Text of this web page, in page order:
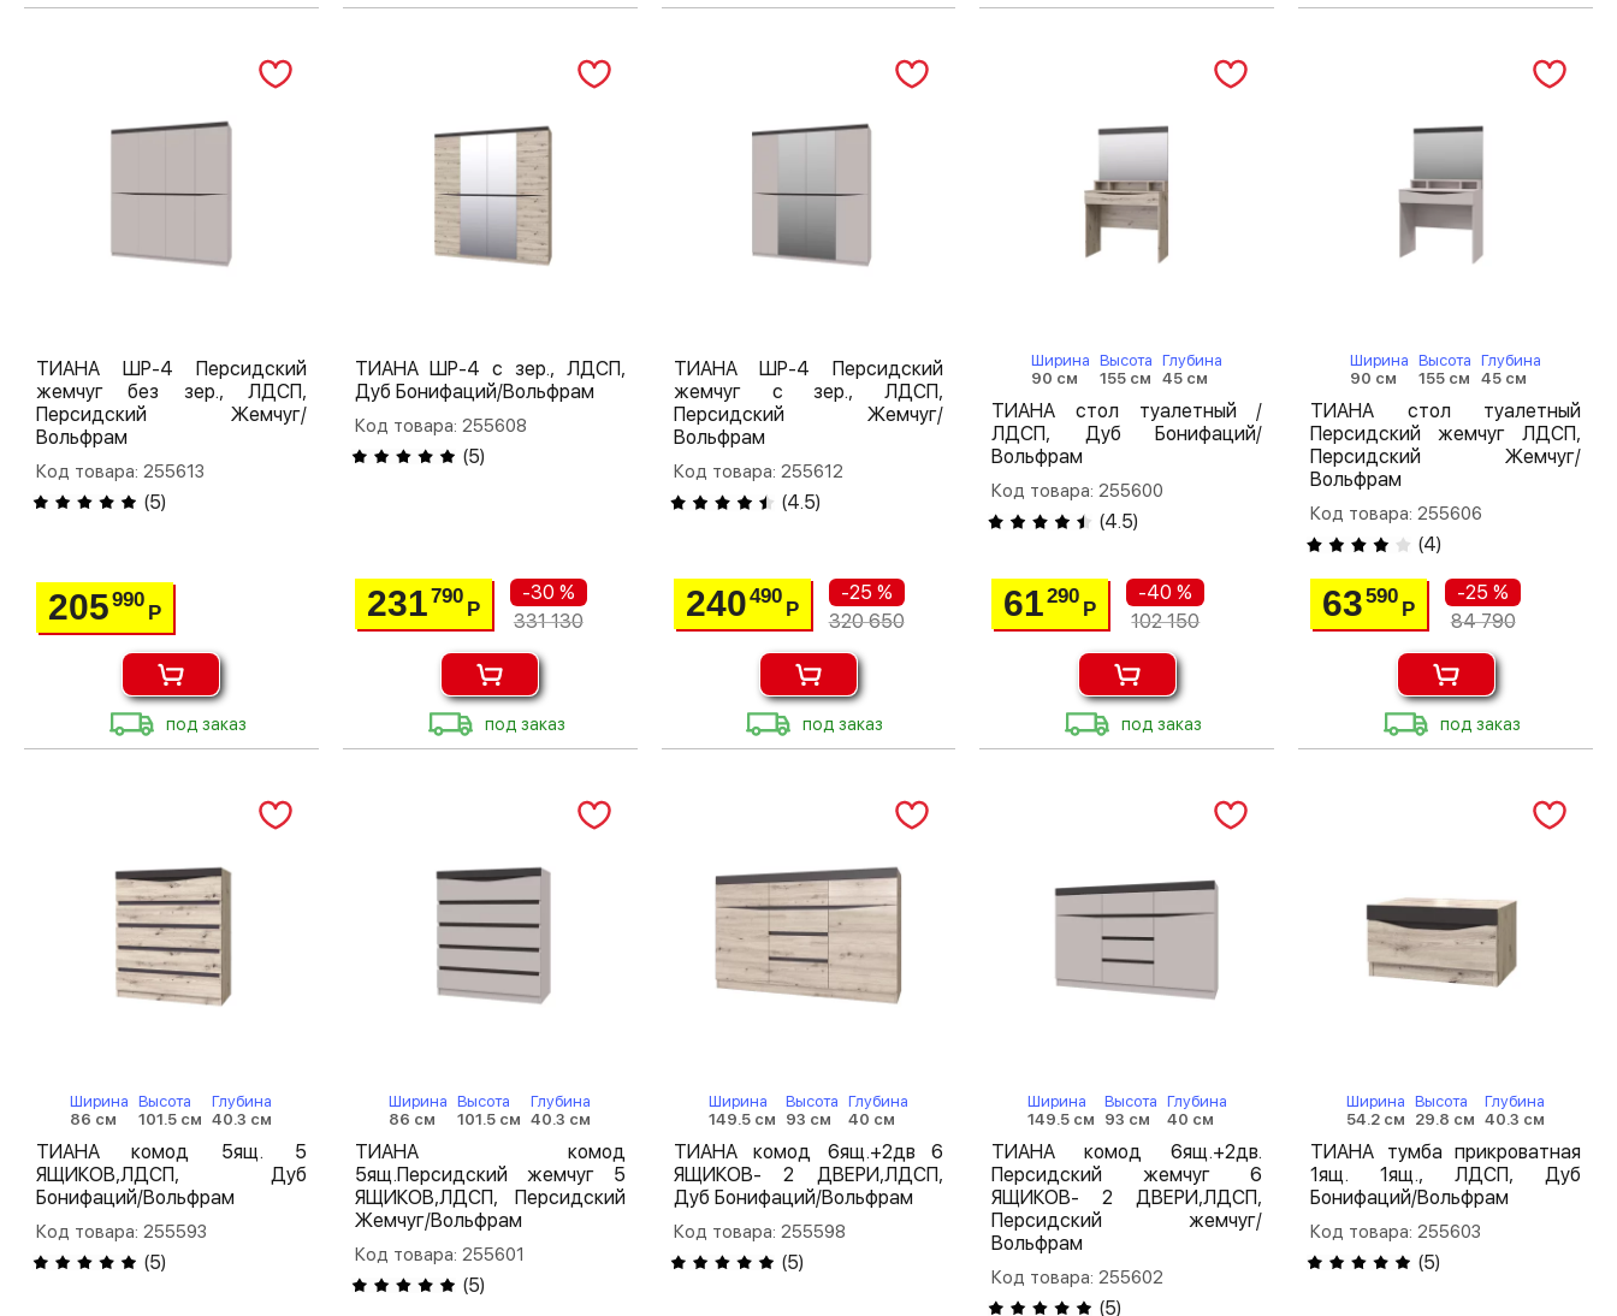
ТИАНА ШР-4 Персидский
жемчуг без зер., ЛДСП,
Персидский Жемчуг/
Вольфрам
Код товара: 255613
(5)
205990
Р
под заказ
ТИАНА ШР-4 с зер., ЛДСП,
Дуб Бонифаций/Вольфрам
Код товара: 255608
(5)
231790
Р
-30 %
331 130
под заказ
ТИАНА ШР-4 Персидский
жемчуг с зер., ЛДСП,
Персидский Жемчуг/
Вольфрам
Код товара: 255612
(4.5)
240490
Р
-25 %
320 650
под заказ
Ширина
90 см
Высота
155 см
Глубина
45 см
ТИАНА стол туалетный /
ЛДСП, Дуб Бонифаций/
Вольфрам
Код товара: 255600
(4.5)
61290
Р
-40 %
102 150
под заказ
Ширина
90 см
Высота
155 см
Глубина
45 см
ТИАНА стол туалетный
Персидский жемчуг ЛДСП,
Персидский Жемчуг/
Вольфрам
Код товара: 255606
(4)
63590
Р
-25 %
84 790
под заказ
Ширина
86 см
Высота
101.5 см
Глубина
40.3 см
ТИАНА комод 5ящ. 5
ЯЩИКОВ,ЛДСП, Дуб
Бонифаций/Вольфрам
Код товара: 255593
(5)
Ширина
86 см
Высота
101.5 см
Глубина
40.3 см
ТИАНА комод
5ящ.Персидский жемчуг 5
ЯЩИКОВ,ЛДСП, Персидский
Жемчуг/Вольфрам
Код товара: 255601
(5)
Ширина
149.5 см
Высота
93 см
Глубина
40 см
ТИАНА комод 6ящ.+2дв 6
ЯЩИКОВ- 2 ДВЕРИ,ЛДСП,
Дуб Бонифаций/Вольфрам
Код товара: 255598
(5)
Ширина
149.5 см
Высота
93 см
Глубина
40 см
ТИАНА комод 6ящ.+2дв.
Персидский жемчуг 6
ЯЩИКОВ- 2 ДВЕРИ,ЛДСП,
Персидский жемчуг/
Вольфрам
Код товара: 255602
(5)
Ширина
54.2 см
Высота
29.8 см
Глубина
40.3 см
ТИАНА тумба прикроватная
1ящ. 1ящ., ЛДСП, Дуб
Бонифаций/Вольфрам
Код товара: 255603
(5)